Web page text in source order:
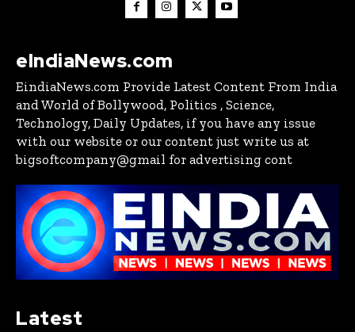
eIndiaNews.com
EindiaNews.com Provide Latest Content From India
and World of Bollywood, Politics , Science,
Technology, Daily Updates, if you have any issue
with our website or our content just write us at
bigsoftcompany@gmail for advertising cont
Latest